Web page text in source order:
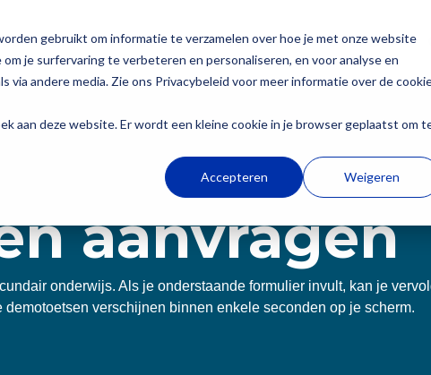
gebruikt om informatie te verzamelen over hoe je met onze website
je surfervaring te verbeteren en personaliseren, en voor analyse en
andere media. Zie ons Privacybeleid voor meer informatie over de
aan deze website. Er wordt een kleine cookie in je browser geplaatst om
Accepteren Weigeren
wie?
Secundair onderwijs
Onderwijs draait niet alleen om punten, maar om
de groei van elke leerling. Met Dia volg je die
Producten
Dia-LVS-toetsen
Diaplus:
Academie Over Dia
Werken bij Dia
Bij Dia werken we met een enthousiast team aan
het richting geven aan groei van leerlingen.
aanvragen
onderwijs. Als je onderstaande formulier invult, kan je
demotoetsen verschijnen binnen enkele seconden op je scherm.